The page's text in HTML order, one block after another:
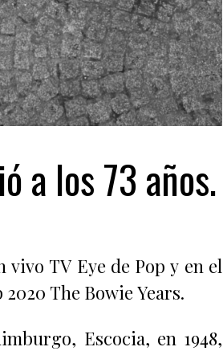
a los 73 años.
vivo TV Eye de Pop y en el
2020 The Bowie Years.
Escocia, en 1948,